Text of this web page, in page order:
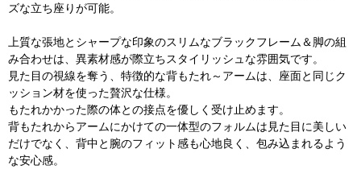
ズな立ち座りが可能。
上質な張地とシャープな印象のスリムなブラックフレーム＆脚の組
み合わせは、異素材感が際立ちスタイリッシュな雰囲気です。
見た目の視線を奪う、特徴的な背もたれ～アームは、座面と同じク
ッション材を使った贅沢な仕様。
もたれかかった際の体との接点を優しく受け止めます。
背もたれからアームにかけての一体型のフォルムは見た目に美しい
だけでなく、背中と腕のフィット感も心地良く、包み込まれるよう
な安心感。